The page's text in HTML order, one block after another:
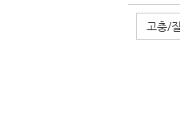
고충/